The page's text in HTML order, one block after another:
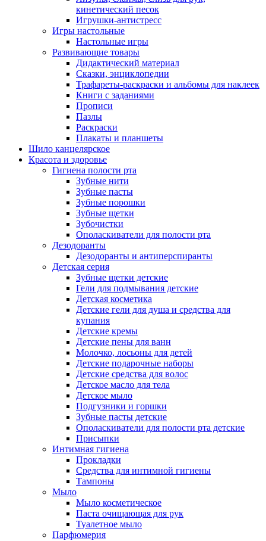
кинетический песок
Игрушки-антистресс
Игры настольные
Настольные игры
Развивающие товары
Дидактический материал
Сказки, энциклопедии
Трафареты-раскраски и альбомы для наклеек
Книги с заданиями
Прописи
Пазлы
Раскраски
Плакаты и планшеты
Шило канцелярское
Красота и здоровье
Гигиена полости рта
Зубные нити
Зубные пасты
Зубные порошки
Зубные щетки
Зубочистки
Ополаскиватели для полости рта
Дезодоранты
Дезодоранты и антиперспиранты
Детская серия
Зубные щетки детские
Гели для подмывания детские
Детская косметика
Детские гели для душа и средства для
купания
Детские кремы
Детские пены для ванн
Молочко, лосьоны для детей
Детские подарочные наборы
Детские средства для волос
Детское масло для тела
Детское мыло
Подгузники и горшки
Зубные пасты детские
Ополаскиватели для полости рта детские
Присыпки
Интимная гигиена
Прокладки
Средства для интимной гигиены
Тампоны
Мыло
Мыло косметическое
Паста очищающая для рук
Туалетное мыло
Парфюмерия